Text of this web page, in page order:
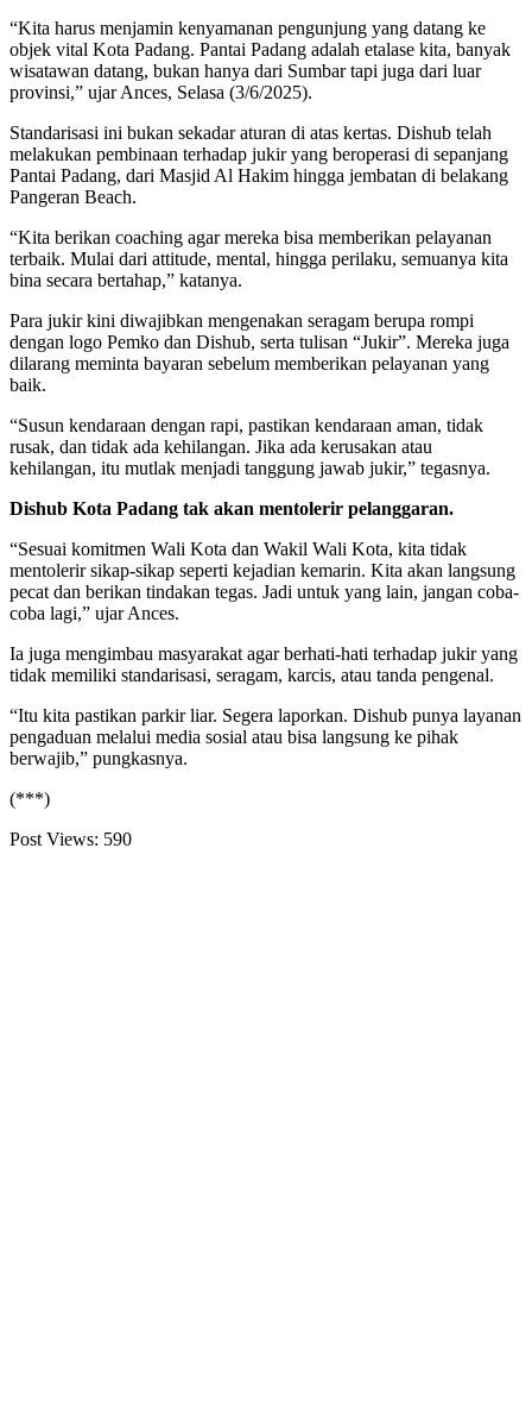
“Kita harus menjamin kenyamanan pengunjung yang datang ke
objek vital Kota Padang. Pantai Padang adalah etalase kita, banyak
wisatawan datang, bukan hanya dari Sumbar tapi juga dari luar
provinsi,” ujar Ances, Selasa (3/6/2025).
Standarisasi ini bukan sekadar aturan di atas kertas. Dishub telah
melakukan pembinaan terhadap jukir yang beroperasi di sepanjang
Pantai Padang, dari Masjid Al Hakim hingga jembatan di belakang
Pangeran Beach.
“Kita berikan coaching agar mereka bisa memberikan pelayanan
terbaik. Mulai dari attitude, mental, hingga perilaku, semuanya kita
bina secara bertahap,” katanya.
Para jukir kini diwajibkan mengenakan seragam berupa rompi
dengan logo Pemko dan Dishub, serta tulisan “Jukir”. Mereka juga
dilarang meminta bayaran sebelum memberikan pelayanan yang
baik.
“Susun kendaraan dengan rapi, pastikan kendaraan aman, tidak
rusak, dan tidak ada kehilangan. Jika ada kerusakan atau
kehilangan, itu mutlak menjadi tanggung jawab jukir,” tegasnya.
Dishub Kota Padang tak akan mentolerir pelanggaran.
“Sesuai komitmen Wali Kota dan Wakil Wali Kota, kita tidak
mentolerir sikap-sikap seperti kejadian kemarin. Kita akan langsung
pecat dan berikan tindakan tegas. Jadi untuk yang lain, jangan coba-
coba lagi,” ujar Ances.
Ia juga mengimbau masyarakat agar berhati-hati terhadap jukir yang
tidak memiliki standarisasi, seragam, karcis, atau tanda pengenal.
“Itu kita pastikan parkir liar. Segera laporkan. Dishub punya layanan
pengaduan melalui media sosial atau bisa langsung ke pihak
berwajib,” pungkasnya.
(***)
Post Views: 590